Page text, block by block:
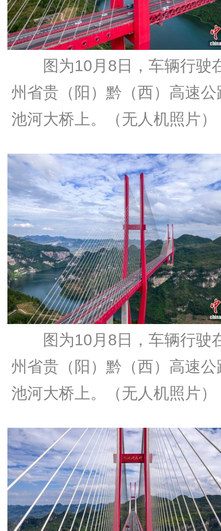
图为10月8日，车辆行驶
州省贵（阳）黔（西）高速公
池河大桥上。（无人机照片）
图为10月8日，车辆行驶
州省贵（阳）黔（西）高速公
池河大桥上。（无人机照片）